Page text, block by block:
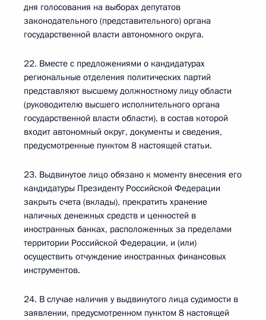
дня голосования на выборах депутатов
законодательного (представительного) органа
государственной власти автономного округа.
22. Вместе с предложениями о кандидатурах
региональные отделения политических партий
представляют высшему должностному лицу области
(руководителю высшего исполнительного органа
государственной власти области), в состав которой
входит автономный округ, документы и сведения,
предусмотренные пунктом 8 настоящей статьи.
23. Выдвинутое лицо обязано к моменту внесения его
кандидатуры Президенту Российской Федерации
закрыть счета (вклады), прекратить хранение
наличных денежных средств и ценностей в
иностранных банках, расположенных за пределами
территории Российской Федерации, и (или)
осуществить отчуждение иностранных финансовых
инструментов.
24. В случае наличия у выдвинутого лица судимости в
заявлении, предусмотренном пунктом 8 настоящей